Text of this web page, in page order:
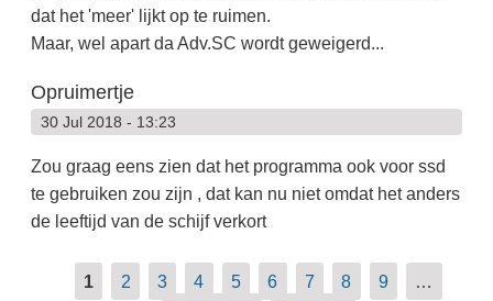
dat het 'meer' lijkt op te ruimen.
Maar, wel apart da Adv.SC wordt geweigerd...
Opruimertje
30 Jul 2018 - 13:23
Zou graag eens zien dat het programma ook voor ssd
te gebruiken zou zijn , dat kan nu niet omdat het anders
de leeftijd van de schijf verkort
Pagina's
1 2 3 4 5 6 7 8 9
…